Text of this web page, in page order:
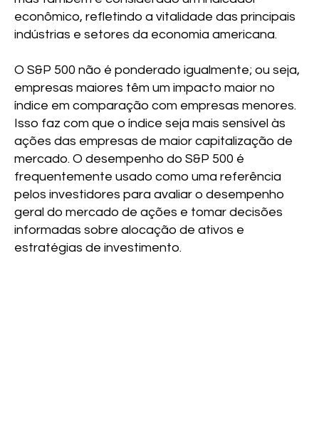
econômico, refletindo a vitalidade das principais
indústrias e setores da economia americana.
O S&P 500 não é ponderado igualmente; ou seja,
empresas maiores têm um impacto maior no
índice em comparação com empresas menores.
Isso faz com que o índice seja mais sensível às
ações das empresas de maior capitalização de
mercado. O desempenho do S&P 500 é
frequentemente usado como uma referência
pelos investidores para avaliar o desempenho
geral do mercado de ações e tomar decisões
informadas sobre alocação de ativos e
estratégias de investimento.